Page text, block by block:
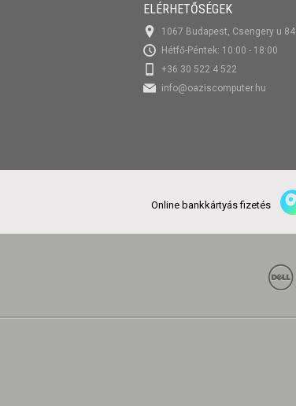
ELÉRHETŐSÉGEK
1067 Budapest, Csengery u 84.
Hétfő-Péntek: 10:00 - 18:00
+36 30 522 4 522
info@oaziscomputer.hu
Online bankkártyás fizetés